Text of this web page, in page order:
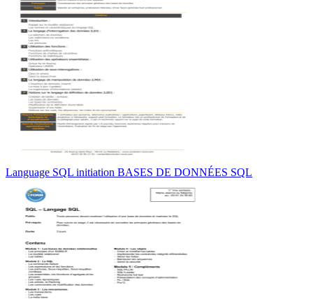
Language SQL initiation BASES DE DONNÉES SQL